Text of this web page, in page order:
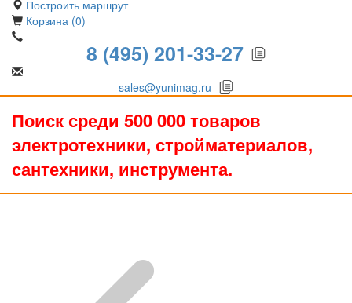
Построить маршрут
Корзина (0)
8 (495) 201-33-27
sales@yunimag.ru
Поиск среди 500 000 товаров
электротехники, стройматериалов,
сантехники, инструмента.